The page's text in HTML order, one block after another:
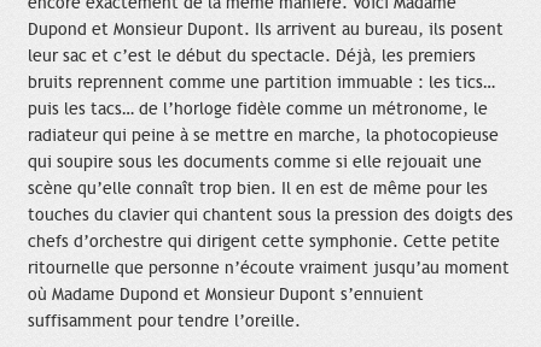
Dupond et Monsieur Dupont. Ils arrivent au bureau, ils posent
leur sac et c’est le début du spectacle. Déjà, les premiers
bruits reprennent comme une partition immuable : les tics…
puis les tacs… de l’horloge fidèle comme un métronome, le
radiateur qui peine à se mettre en marche, la photocopieuse
qui soupire sous les documents comme si elle rejouait une
scène qu’elle connaît trop bien. Il en est de même pour les
touches du clavier qui chantent sous la pression des doigts des
chefs d’orchestre qui dirigent cette symphonie. Cette petite
ritournelle que personne n’écoute vraiment jusqu’au moment
où Madame Dupond et Monsieur Dupont s’ennuient
suffisamment pour tendre l’oreille.